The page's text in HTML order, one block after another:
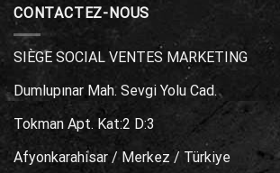
CONTACTEZ-NOUS
SIÈGE SOCIAL VENTES MARKETING
Dumlupınar Mah. Sevgi Yolu Cad.
Tokman Apt. Kat:2 D:3
Afyonkarahisar / Merkez / Türkiye